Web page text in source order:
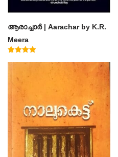
ആരാച്ചാര്‍ | Aarachar by K.R.
Meera